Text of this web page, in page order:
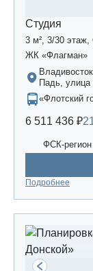
Студия
3 м², 3/30 этаж,
ЖК «Флагман»
Падь,
«Флотский
6 511 436 ₽
ФСК-регион
Подробнее